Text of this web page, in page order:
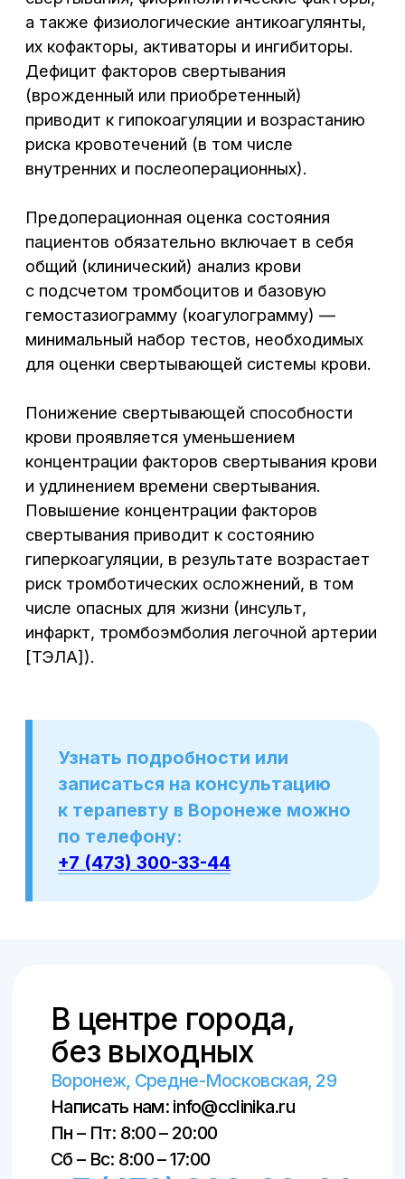
по телефону:
+7 (473) 300-33-44
В центре города,
без выходных
Написать нам: info@cclinika.ru
Пн – Пт: 8:00 – 20:00
Сб – Вс: 8:00 – 17:00
+7 (473) 300-33-44
Онлайн-запись
НЕОБХОДИМА КОНСУЛЬТАЦИЯ
СПЕЦИАЛИСТА
Материалы, размещенные на данном
сайте, носят информационный характер
и предназначены для образовательных
целей. Посетители сайта не должны
использовать их в качестве
медицинских рекомендаций или
постановки диагноза себе или третьим
Лицензия клиники: Л041-01136-
© ООО «Центральная клиника», 2018–
2026
© Создание сайта и продвижение –
SpaceMilk, 2019–2026
© Создание авторских статей – Ксения
Вобликова, 2018–2026